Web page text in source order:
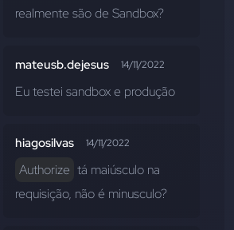
realmente são de Sandbox?
mateusb.dejesus 14/11/2022
Eu testei sandbox e produção
hiagosilvas 14/11/2022
Authorize tá maiúsculo na
requisição, não é minusculo?